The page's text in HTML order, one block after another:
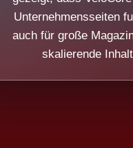
Unternehmensseiten
auch für große
skalierende